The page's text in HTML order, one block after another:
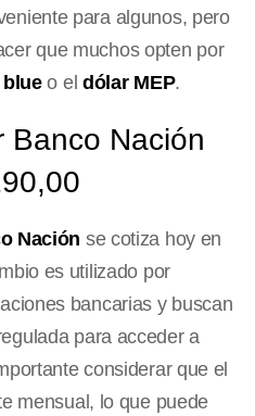
para algunos, pero
que muchos opten por
o el dólar MEP.
Banco Nación
Nación se cotiza hoy en
es utilizado por
bancarias y buscan
para acceder a
considerar que el
mensual, lo que puede